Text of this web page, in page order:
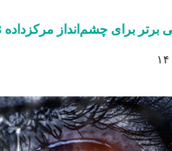
برتر برای چشم‌انداز مرکزداده 2023